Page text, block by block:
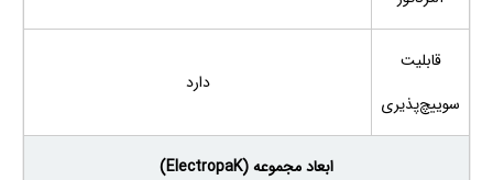
قابلیت
سوییچ‌پذیری
دارد
ابعاد مجموعه (ElectropaK)